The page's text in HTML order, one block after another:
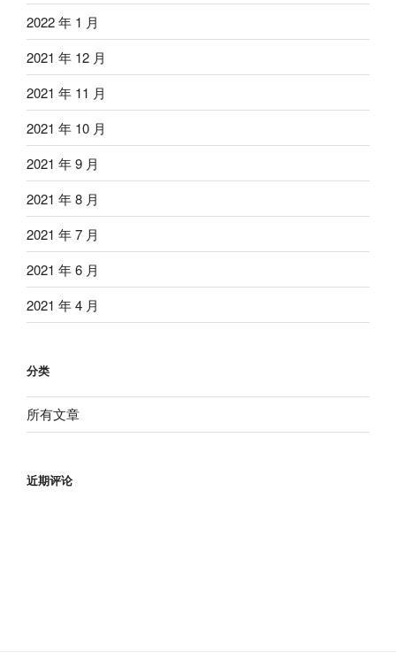
2022 年 1 月
2021 年 12 月
2021 年 11 月
2021 年 10 月
2021 年 9 月
2021 年 8 月
2021 年 7 月
2021 年 6 月
2021 年 4 月
分类
所有文章
近期评论